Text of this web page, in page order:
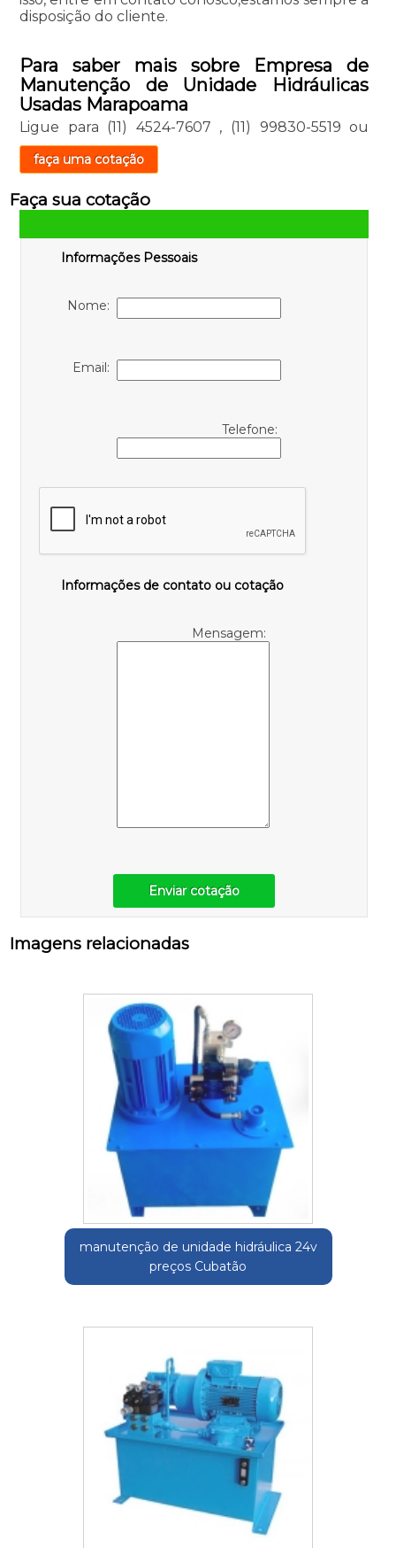
disposição do cliente.
Para saber mais sobre Empresa de
Manutenção de Unidade Hidráulicas
Usadas Marapoama
Ligue para (11) 4524-7607 , (11) 99830-5519 ou
faça uma cotação
Faça sua cotação
Informações Pessoais
Nome:
Email:
Telefone:
Informações de contato ou cotação
Mensagem:
Enviar cotação
Imagens relacionadas
manutenção de unidade hidráulica 24v
preços Cubatão